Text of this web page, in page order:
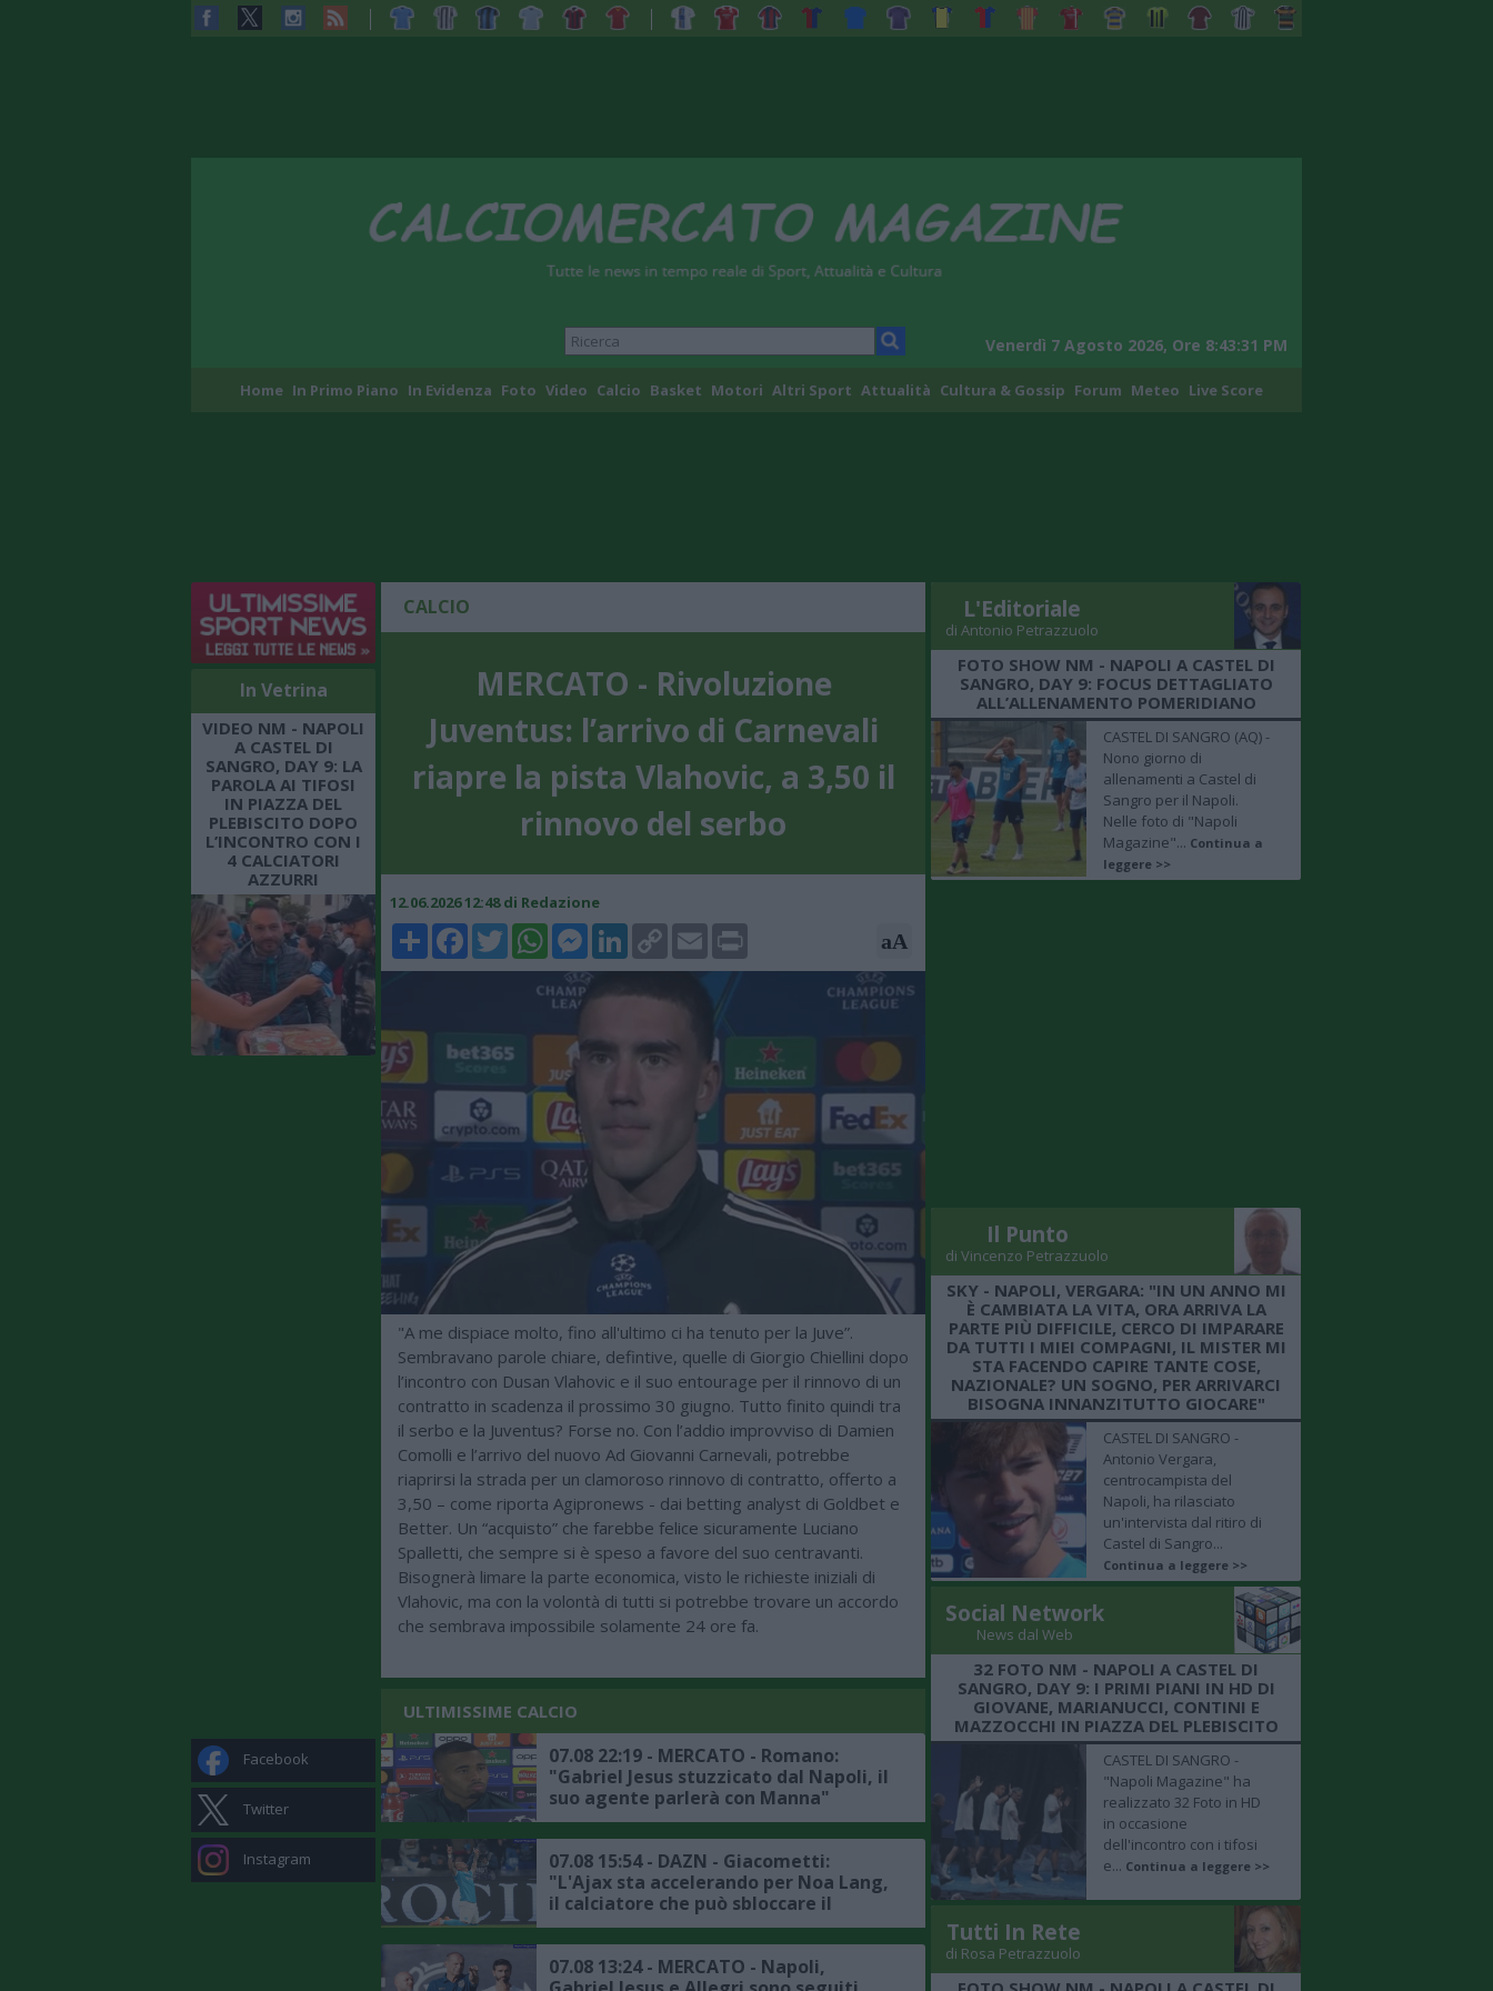
Venerdì 7 Agosto 2026, Ore 8:43:32 PM
Home In Primo Piano In Evidenza Foto Video Calcio Basket Motori Altri Sport Attualità Cultura & Gossip Forum Meteo Live Score
In Vetrina
VIDEO NM - NAPOLI
A CASTEL DI
SANGRO, DAY 9: LA
PAROLA AI TIFOSI
IN PIAZZA DEL
PLEBISCITO DOPO
L’INCONTRO CON I
4 CALCIATORI
AZZURRI
Facebook
Twitter
Instagram
CALCIO
MERCATO - Rivoluzione
Juventus: l’arrivo di Carnevali
riapre la pista Vlahovic, a 3,50 il
rinnovo del serbo
12.06.2026 12:48 di Redazione
ShareFacebookTwitterWhatsAppMessenger
LinkedIn
Copy
Link
Email Print aA
"A me dispiace molto, fino all'ultimo ci ha tenuto per la Juve”.
Sembravano parole chiare, defintive, quelle di Giorgio Chiellini dopo
l’incontro con Dusan Vlahovic e il suo entourage per il rinnovo di un
contratto in scadenza il prossimo 30 giugno. Tutto finito quindi tra
il serbo e la Juventus? Forse no. Con l’addio improvviso di Damien
Comolli e l’arrivo del nuovo Ad Giovanni Carnevali, potrebbe
riaprirsi la strada per un clamoroso rinnovo di contratto, offerto a
3,50 – come riporta Agipronews - dai betting analyst di Goldbet e
Better. Un “acquisto” che farebbe felice sicuramente Luciano
Spalletti, che sempre si è speso a favore del suo centravanti.
Bisognerà limare la parte economica, visto le richieste iniziali di
Vlahovic, ma con la volontà di tutti si potrebbe trovare un accordo
che sembrava impossibile solamente 24 ore fa.
ULTIMISSIME CALCIO
07.08 22:19 - MERCATO - Romano:
"Gabriel Jesus stuzzicato dal Napoli, il
suo agente parlerà con Manna"
07.08 15:54 - DAZN - Giacometti:
"L'Ajax sta accelerando per Noa Lang,
il calciatore che può sbloccare il
mercato del Napoli è Lukaku"
07.08 13:24 - MERCATO - Napoli,
L'Editoriale
di Antonio Petrazzuolo
FOTO SHOW NM - NAPOLI A CASTEL DI
SANGRO, DAY 9: FOCUS DETTAGLIATO
ALL’ALLENAMENTO POMERIDIANO
CASTEL DI SANGRO (AQ) -
Nono giorno di
allenamenti a Castel di
Sangro per il Napoli.
Nelle foto di "Napoli
Magazine"... Continua a
leggere >>
Il Punto
di Vincenzo Petrazzuolo
SKY - NAPOLI, VERGARA: "IN UN ANNO MI
È CAMBIATA LA VITA, ORA ARRIVA LA
PARTE PIÙ DIFFICILE, CERCO DI IMPARARE
DA TUTTI I MIEI COMPAGNI, IL MISTER MI
STA FACENDO CAPIRE TANTE COSE,
NAZIONALE? UN SOGNO, PER ARRIVARCI
BISOGNA INNANZITUTTO GIOCARE"
CASTEL DI SANGRO -
Antonio Vergara,
centrocampista del
Napoli, ha rilasciato
un'intervista dal ritiro di
Castel di Sangro...
Continua a leggere >>
Social Network
News dal Web
32 FOTO NM - NAPOLI A CASTEL DI
SANGRO, DAY 9: I PRIMI PIANI IN HD DI
GIOVANE, MARIANUCCI, CONTINI E
MAZZOCCHI IN PIAZZA DEL PLEBISCITO
CASTEL DI SANGRO -
"Napoli Magazine" ha
realizzato 32 Foto in HD
in occasione
dell'incontro con i tifosi
e... Continua a leggere >>
Tutti In Rete
di Rosa Petrazzuolo